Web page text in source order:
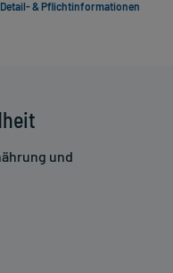
und
Detail- & Pflichtinformationen